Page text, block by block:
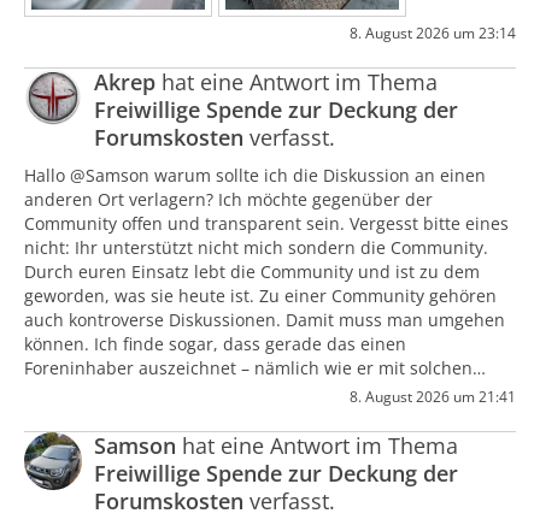
8. August 2026 um 23:14
Akrep hat eine Antwort im Thema
Freiwillige Spende zur Deckung der
Forumskosten verfasst.
Hallo @Samson warum sollte ich die Diskussion an einen
anderen Ort verlagern? Ich möchte gegenüber der
Community offen und transparent sein. Vergesst bitte eines
nicht: Ihr unterstützt nicht mich sondern die Community.
Durch euren Einsatz lebt die Community und ist zu dem
geworden, was sie heute ist. Zu einer Community gehören
auch kontroverse Diskussionen. Damit muss man umgehen
können. Ich finde sogar, dass gerade das einen
Foreninhaber auszeichnet – nämlich wie er mit solchen…
8. August 2026 um 21:41
Samson hat eine Antwort im Thema
Freiwillige Spende zur Deckung der
Forumskosten verfasst.